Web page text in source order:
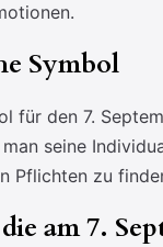
Symbol
für den 7.
seine
Pflichten zu
am 7.